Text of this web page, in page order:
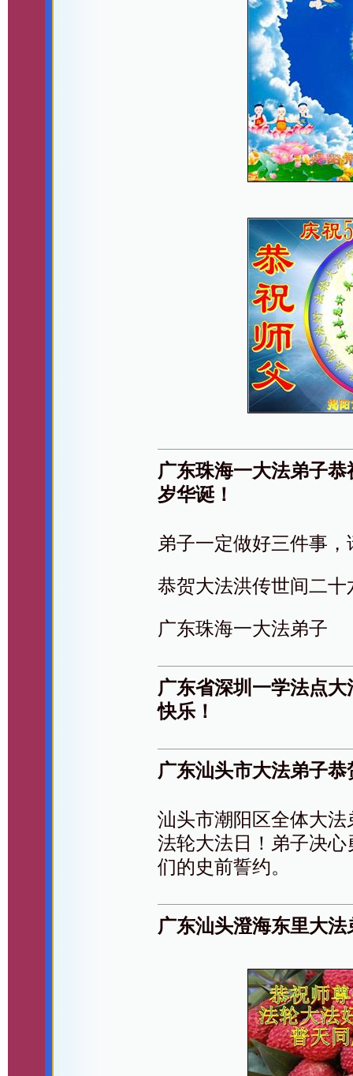
广东珠海一大法弟子
岁华诞！
弟子一定做好三件事
恭贺大法洪传世间二
广东珠海一大法弟子
广东省深圳一学法点
快乐！
广东汕头市大法弟子
汕头市潮阳区全体大
法轮大法日！弟子决
们的史前誓约。
广东汕头澄海东里大